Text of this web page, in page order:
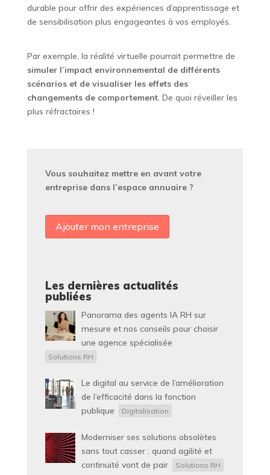
durable pour offrir des expériences d’apprentissage et
de sensibilisation plus engageantes à vos employés.
Par exemple, la réalité virtuelle pourrait permettre de
simuler l’impact environnemental de différents
scénarios et de visualiser les effets des
changements de comportement. De quoi réveiller les
plus réfractaires !
Vous souhaitez mettre en avant votre
entreprise dans l’espace annuaire ?
Ajouter mon entreprise
Les dernières actualités
publiées
Panorama des agents IA RH sur
mesure et nos conseils pour choisir
une agence spécialisée
Solutions RH
Le digital au service de l’amélioration
de l’efficacité dans la fonction
publique
Digitalisation
Moderniser ses solutions obsolètes
sans tout casser : quand agilité et
continuité vont de pair
Solutions RH